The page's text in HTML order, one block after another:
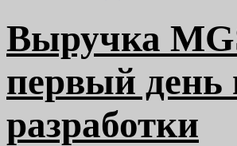
Выручка
первый день
разработки